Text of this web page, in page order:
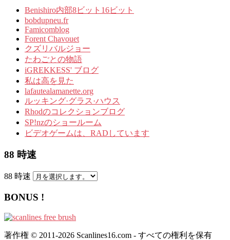
Benishiro内部8ビット16ビット
bobdupneu.fr
Famicomblog
Forent Chavouet
クズリバルジョー
たわごとの物語
iGREKKESS' ブログ
私は高を見た
lafautealamanette.org
ルッキング·グラス·ハウス
Rhodのコレクションブログ
SP!nzのショールーム
ビデオゲームは、RADしています
88 時速
88 時速
BONUS !
著作権 © 2011-2026 Scanlines16.com - すべての権利を保有